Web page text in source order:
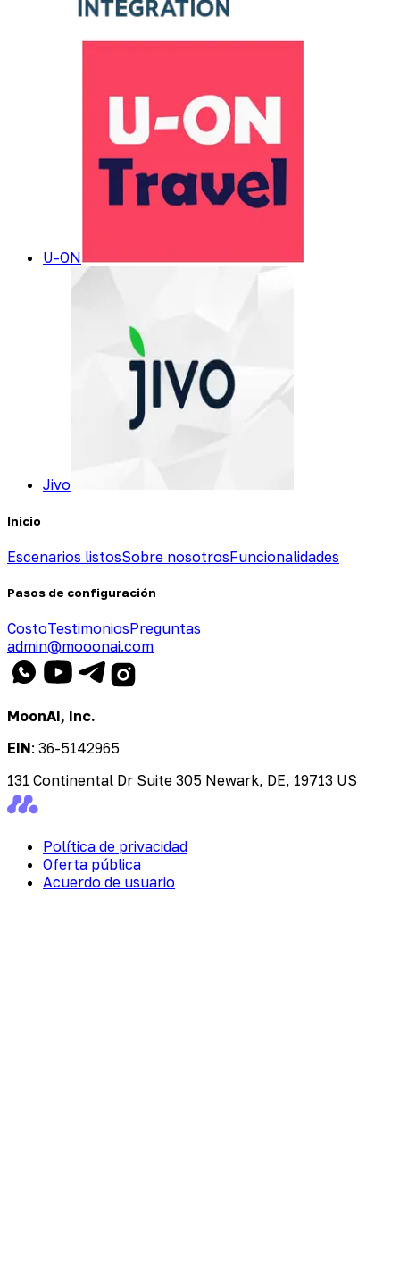
U-ON
Jivo
Inicio
Escenarios listosSobre nosotrosFuncionalidades
Pasos de configuración
CostoTestimoniosPreguntas
admin@mooonai.com
MoonAI, Inc.
EIN: 36-5142965
131 Continental Dr Suite 305 Newark, DE, 19713 US
Política de privacidad
Oferta pública
Acuerdo de usuario